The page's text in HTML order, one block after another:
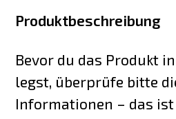
Produktbeschreibung
Bevor du das Produkt
legst, überprüfe bitte
Informationen – das ist